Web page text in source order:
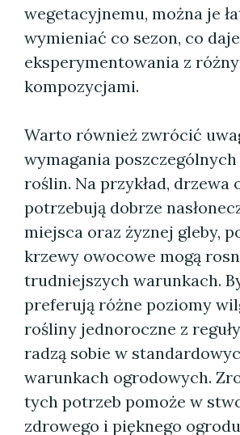
wegetacyjnemu, można je
wymieniać co sezon, co
eksperymentowania z
kompozycjami.
Warto również zwrócić
wymagania
roślin. Na przykład, drzewa
potrzebują dobrze
miejsca oraz żyznej gleby,
krzewy owocowe mogą
trudniejszych warunkach.
preferują różne poziomy
rośliny jednoroczne z
radzą sobie w
warunkach ogrodowych.
tych potrzeb pomoże w
zdrowego i pięknego